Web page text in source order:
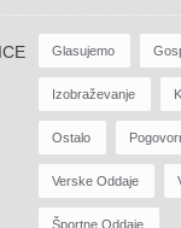
Glasujemo
Izobraževanje
Ostalo
Verske Oddaje
Športne Oddaje